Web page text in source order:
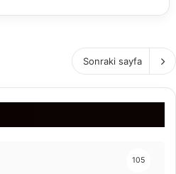
Sonraki sayfa
105